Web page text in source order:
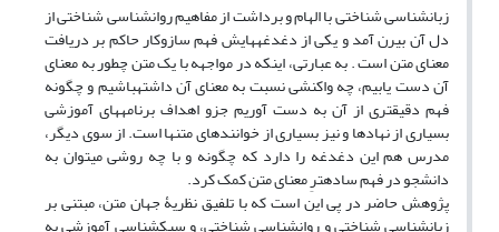
زبانشناسی شناختی با الهام و برداشت از مفاهیم روان‎شناسی شناختی از
دل آن بیرن آمد و یکی از دغدغه‎هایش فهم سازوکار حاکم بر دریافت
معنای متن است . به عبارتی، اینکه در مواجهه با یک متن چطور به معنای
آن دست یابیم، چه واکنشی نسبت به معنای آن داشته‏باشیم و چگونه
فهم دقیق‏تری از آن به دست آوریم جزو اهداف برنامه‏های آموزشی
بسیاری از نهادها و نیز بسیاری از خوانند‏های متن‏ها است. از سوی دیگر،
مدرس هم این دغدغه را دارد که چگونه و با چه روشی می‏توان به
دانشجو در فهم ساده‏ترِ معنای متن کمک کرد.
پژوهش حاضر در پی این است که با تلفیق نظریۀ جهان متن، مبتنی بر